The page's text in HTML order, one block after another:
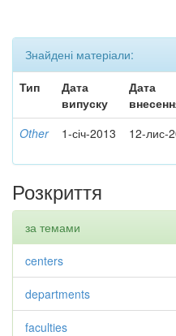
Знайдені матеріали:
Тип
Дата
випуску
Дата
Other 1-січ-2013 12-лис-
Розкриття
за темами
centers
departments
faculties